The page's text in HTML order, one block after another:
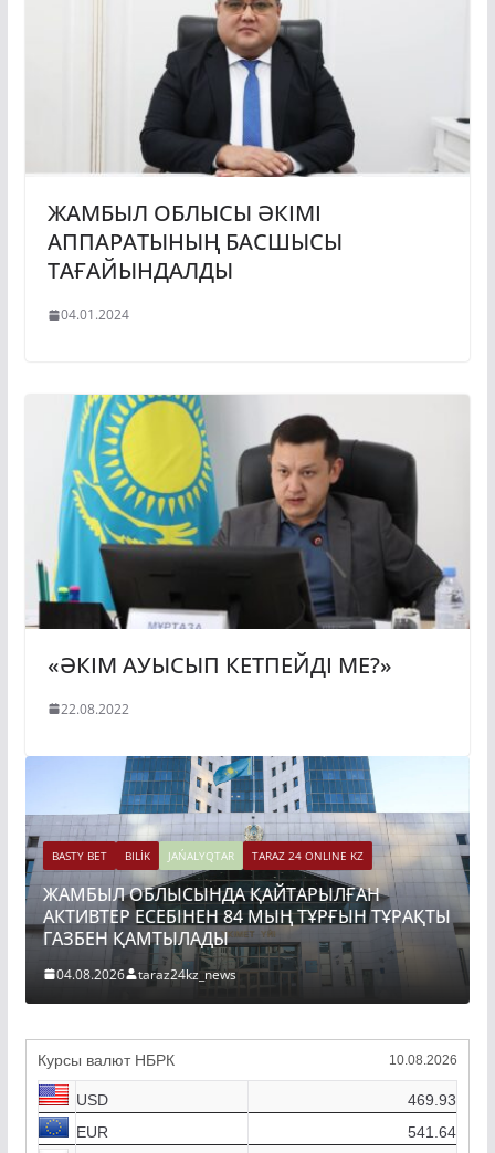
ЖАМБЫЛ ОБЛЫСЫ ӘКІМІ
АППАРАТЫНЫҢ БАСШЫСЫ
ТАҒАЙЫНДАЛДЫ
04.01.2024
«ӘКІМ АУЫСЫП КЕТПЕЙДІ МЕ?»
22.08.2022
BASTY BET BILİK JAŃALYQTAR TARAZ 24 ONLINE KZ
ЖАМБЫЛ ОБЛЫСЫНДА ҚАЙТАРЫЛҒАН
АКТИВТЕР ЕСЕБІНЕН 84 МЫҢ ТҰРҒЫН ТҰРАҚТЫ
ГАЗБЕН ҚАМТЫЛАДЫ
04.08.2026 taraz24kz_news
Курсы валют НБРК 10.08.2026
USD
469.93
EUR
541.64